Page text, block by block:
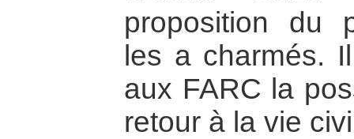
proposition du
les a charmés.
aux FARC la
retour à la vie